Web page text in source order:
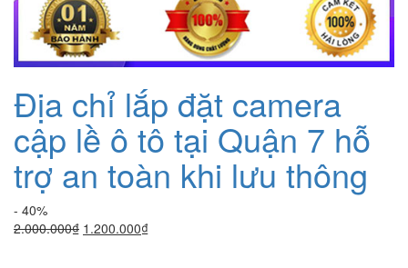
Địa chỉ lắp đặt camera
cập lề ô tô tại Quận 7 hỗ
trợ an toàn khi lưu thông
- 40%
2.000.000₫ Giá
1.200.000₫Giá